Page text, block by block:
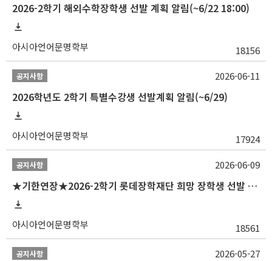
2026-2학기 해외수학장학생 선발 계획 알림(~6/22 18:00)
아시아언어문명학부 18156
공지사항
2026학년도 2학기 특별수강생 선발계획 알림(~6/29)
아시아언어문명학부 17924
2026-06-11
공지사항
★기한연장★2026-2학기 롯데장학재단 희망 장학생 선발 안내(~6/15
아시아언어문명학부 18561
2026-06-09
공지사항 2026-05-27